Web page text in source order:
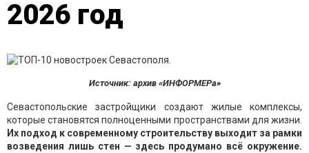
2026 год
Источник: архив «ИНФОРМЕРа»
Севастопольские застройщики создают жилые комплексы,
которые становятся полноценными пространствами для жизни.
Их подход к современному строительству выходит за рамки
возведения лишь стен — здесь продумано всё окружение.